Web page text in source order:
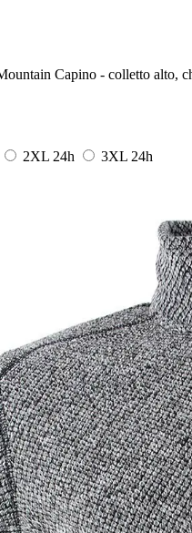
Capino - colletto alto,
2XL 24h 3XL 24h